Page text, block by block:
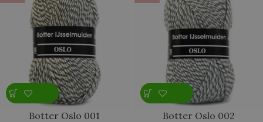
Botter Oslo 001 Botter Oslo 002